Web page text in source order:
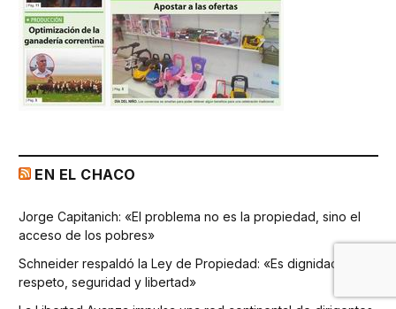
EN EL CHACO
Jorge Capitanich: «El problema no es la propiedad, sino el
acceso de los pobres»
Schneider respaldó la Ley de Propiedad: «Es dignidad,
respeto, seguridad y libertad»